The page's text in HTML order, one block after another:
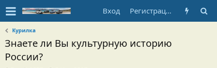
Вход Регистрация
Курилка
Знаете ли Вы культурную историю
России?